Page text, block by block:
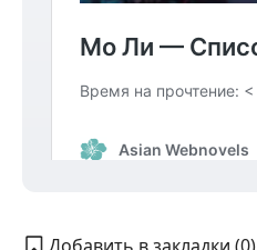
Добавить в закладки (0)